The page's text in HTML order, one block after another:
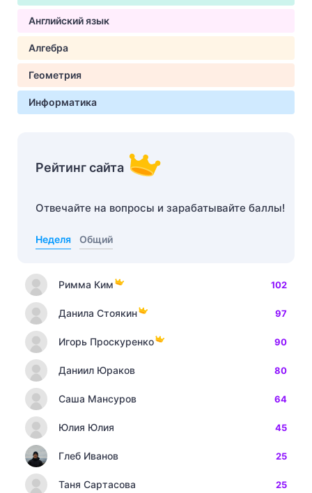
Английский язык
Алгебра
Геометрия
Информатика
Рейтинг сайта
Отвечайте на вопросы и зарабатывайте баллы!
Неделя Общий
Римма Ким 102
Данила Стоякин 97
Игорь Проскуренко 90
Даниил Юраков 80
Саша Мансуров 64
Юлия Юлия 45
Глеб Иванов 25
Таня Сартасова 25